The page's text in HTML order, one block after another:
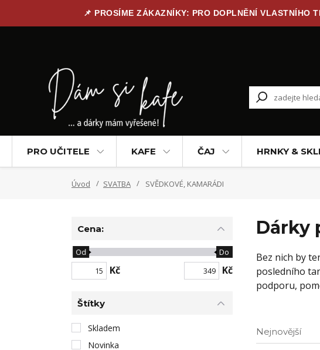
📌 PROSÍME ZÁKAZNÍKY: PRO DOPLNĚNÍ VLASTNÍHO
PRO UČITELE KAFE ČAJ HRNKY &
Úvod SVATBA SVĚDKOVÉ, KAMARÁDI
Dárky
Bez nich by
posledního
podporu,
Nejnovější
Cena:
Kč
Od Do
Kč
Štítky
Skladem
Novinka